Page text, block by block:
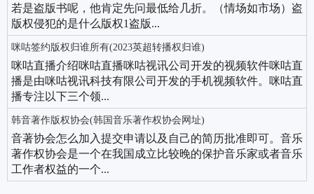
若是盗版书呢，他肯定先问最低给几折。（情场如市场）盗
版权侵犯的是什么版权1盗版...
咪咕签约版权归谁所有(2023英超转播权归谁)
咪咕直播介绍咪咕直播咪咕视讯公司开发的视频软件咪咕直
播是由咪咕视讯科技有限公司开发的手机视频软件。咪咕直
播专注以下三个领...
韩音著作版权协会(韩国音乐著作权协会网址)
音著协会怎么加入提交申请以及自己的简历批准即可。音乐
著作权协会是一个在我国成立比较晚的保护音乐家或者音乐
工作者权益的一个...